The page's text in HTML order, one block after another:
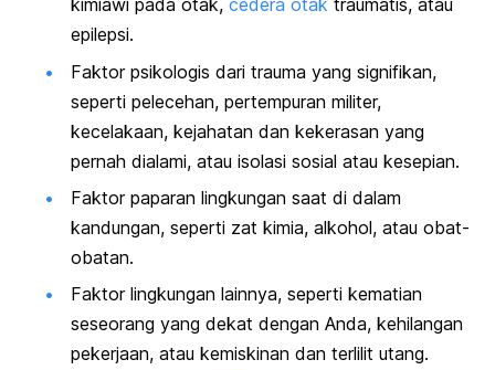
kimiawi pada otak, cedera otak traumatis, atau
epilepsi.
Faktor psikologis dari trauma yang signifikan,
seperti pelecehan, pertempuran militer,
kecelakaan, kejahatan dan kekerasan yang
pernah dialami, atau isolasi sosial atau kesepian.
Faktor paparan lingkungan saat di dalam
kandungan, seperti zat kimia, alkohol, atau obat-
obatan.
Faktor lingkungan lainnya, seperti kematian
seseorang yang dekat dengan Anda, kehilangan
pekerjaan, atau kemiskinan dan terlilit utang.